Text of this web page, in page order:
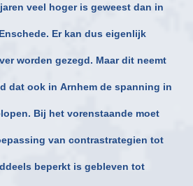
veel hoger is geweest dan in
Er kan dus eigenlijk
worden gezegd. Maar dit neemt
dat ook in Arnhem de spanning in
Bij het vorenstaande moet
van contrastrategien tot
beperkt is gebleven tot